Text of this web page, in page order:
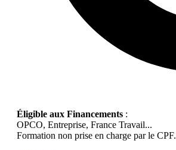
Éligible aux Financements :
OPCO, Entreprise, France Travail...
Formation non prise en charge par le CPF.